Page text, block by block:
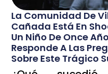
La Comunidad De
Cañada Está En
Un Niño De Once
Responde A Las
Sobre Este Trágico